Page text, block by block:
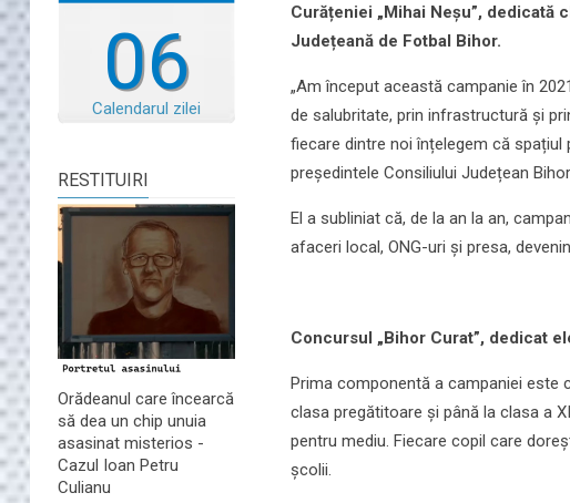
06
Calendarul zilei
RESTITUIRI
Orădeanul care încearcă
să dea un chip unuia
asasinat misterios -
Cazul Ioan Petru
Culianu
Curățeniei „Mihai Neșu”,
Județeană de Fotbal Bihor.
„Am început această campanie în
de salubritate, prin infrastructură și
fiecare dintre noi înțelegem că spațiul
președintele Consiliului Județean
El a subliniat că, de la an la an,
afaceri local, ONG-uri și presa,
Concursul „Bihor Curat”, dedicat
Prima componentă a campaniei este
clasa pregătitoare și până la clasa a
pentru mediu. Fiecare copil care
școlii.